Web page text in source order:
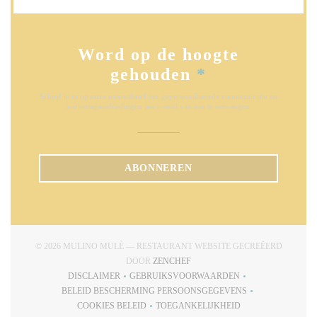
Word op de hoogte
gehouden *
Schrijf je in op onze nieuwsbrief om gepersonaliseerde communicatie en
marketingaanbiedingen per e-mail van ons te ontvangen.
ABONNEREN
© 2026 MULINO MULÈ — RESTAURANT WEBSITE GECREËERD
DOOR ZENCHEF
DISCLAIMER
GEBRUIKSVOORWAARDEN
BELEID BESCHERMING PERSOONSGEGEVENS
COOKIES BELEID
TOEGANKELIJKHEID